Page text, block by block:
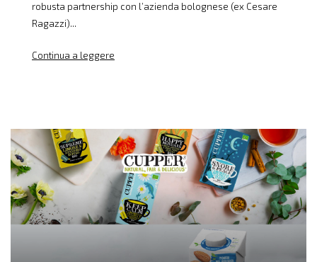
robusta partnership con l’azienda bolognese (ex Cesare
Ragazzi)...
Continua a leggere